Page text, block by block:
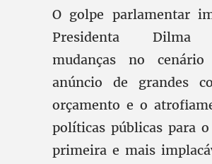
O golpe parlamentar
Presidenta Dilma
mudanças no
anúncio de grandes
orçamento e o
políticas públicas para
primeira e mais